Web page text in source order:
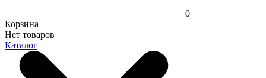
0
Корзина
Нет товаров
Каталог